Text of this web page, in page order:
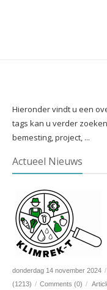
Hieronder vindt u een
tags kan u verder
bemesting, project, ...
Actueel Nieuws
donderdag 14 november 2024 /
(1213) / Comments (0) /